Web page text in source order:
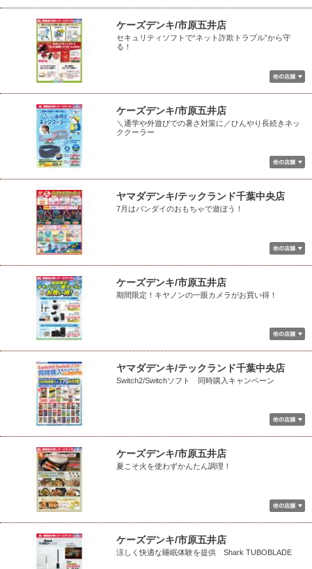
ケーズデンキ/市原五井店
セキュリティソフトで“ネット詐欺トラブル”から守
る！
ケーズデンキ/市原五井店
＼通学や外遊びでの暑さ対策に／ひんやり長続きネッ
ククーラー
ヤマダデンキ/テックランド千葉中央店
7月はバンダイのおもちゃで遊ぼう！
ケーズデンキ/市原五井店
期間限定！キヤノンの一眼カメラがお買い得！
ヤマダデンキ/テックランド千葉中央店
Switch2/Switchソフト 同時購入キャンペーン
ケーズデンキ/市原五井店
夏こそ火を使わずかんたん調理！
ケーズデンキ/市原五井店
涼しく快適な睡眠体験を提供 Shark TUBOBLADE